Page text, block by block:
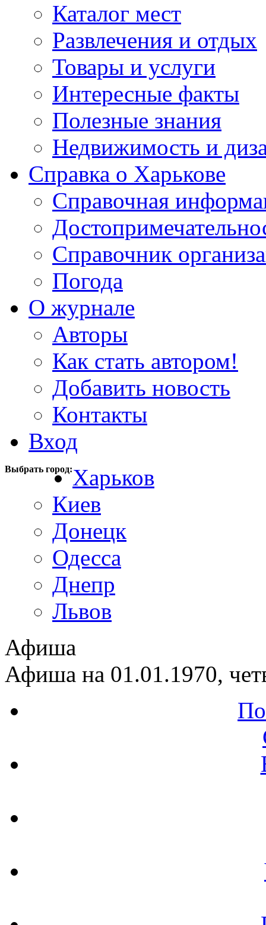
Каталог мест
Развлечения и отдых
Товары и услуги
Интересные факты
Полезные знания
Недвижимость и
Справка о Харькове
Справочная
Справочник
Погода
О журнале
Авторы
Как стать автором!
Добавить новость
Контакты
Вход
Выбрать город:Харьков
Киев
Донецк
Одесса
Днепр
Львов
Афиша
Афиша на 01.01.1970,